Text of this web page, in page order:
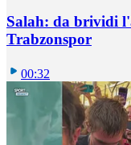
Salah: da brividi
Trabzonspor
00:32